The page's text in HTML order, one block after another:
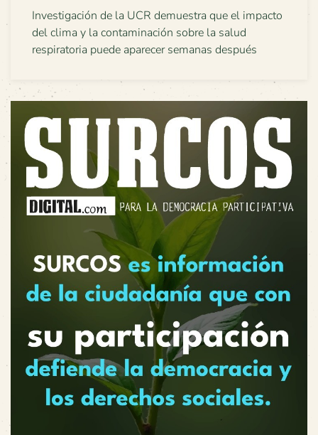
Investigación de la UCR demuestra que el impacto
del clima y la contaminación sobre la salud
respiratoria puede aparecer semanas después